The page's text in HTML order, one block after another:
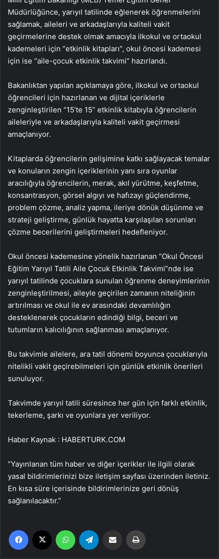
Müdürlüğünce, yarıyıl tatilinde eğlenerek öğrenmelerini
sağlamak, aileleri ve arkadaşlarıyla kaliteli vakit
geçirmelerine destek olmak amacıyla ilkokul ve ortaokul
kademeleri için “etkinlik kitapları”, okul öncesi kademesi
için ise “aile-çocuk etkinlik takvimi” hazırlandı.
Bakanlıktan yapılan açıklamaya göre, ilkokul ve ortaokul
öğrencileri için hazırlanan ve dijital içeriklerle
zenginleştirilen “15’te 15” etkinlik kitabıyla öğrencilerin
aileleriyle ve arkadaşlarıyla kaliteli vakit geçirmesi
amaçlanıyor.
Kitaplarda öğrencilerin gelişimine katkı sağlayacak temalar
ve konuların zengin içeriklerinin yanı sıra oyunlar
aracılığıyla öğrencilerin, merak, akıl yürütme, keşfetme,
konsantrasyon, görsel algıyı ve hafızayı güçlendirme,
problem çözme, analiz yapma, ileriye dönük düşünme ve
strateji geliştirme, günlük hayatta karşılaşılan sorunları
çözme becerilerini geliştirmeleri hedefleniyor.
Okul öncesi kademesine yönelik hazırlanan “Okul Öncesi
Eğitim Yarıyıl Tatili Aile Çocuk Etkinlik Takvimi”nde ise
yarıyıl tatilinde çocuklara sunulan öğrenme deneyimlerinin
zenginleştirilmesi, aileyle geçirilen zamanın niteliğinin
artırılması ve okul ile ev arasındaki devamlılığın
desteklenerek çocukların edindiği bilgi, beceri ve
tutumların kalıcılığının sağlanması amaçlanıyor.
Bu takvimle ailelere, ara tatil dönemi boyunca çocuklarıyla
nitelikli vakit geçirebilmeleri için günlük etkinlik önerileri
sunuluyor.
Takvimde yarıyıl tatili süresince her gün için farklı etkinlik,
tekerleme, şarkı ve oyunlara yer veriliyor.
Haber Kaynak : HABERTURK.COM
“Yayınlanan tüm haber ve diğer içerikler ile ilgili olarak
yasal bildirimlerinizi bize iletişim sayfası üzerinden iletiniz.
En kısa süre içerisinde bildirimlerinize geri dönüş
sağlanılacaktır.”
Facebook WhatsApp Email'den paylaş